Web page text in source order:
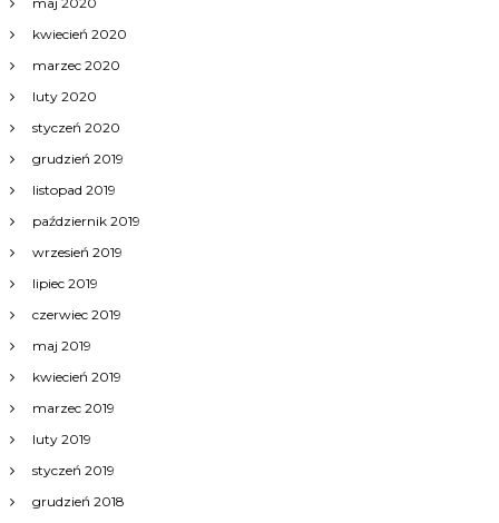
kwiecień 2020
marzec 2020
luty 2020
styczeń 2020
grudzień 2019
listopad 2019
październik 2019
wrzesień 2019
lipiec 2019
czerwiec 2019
maj 2019
kwiecień 2019
marzec 2019
luty 2019
styczeń 2019
grudzień 2018